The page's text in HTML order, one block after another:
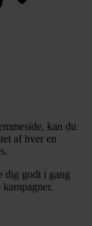
kan du
af hver en
dig godt i gang